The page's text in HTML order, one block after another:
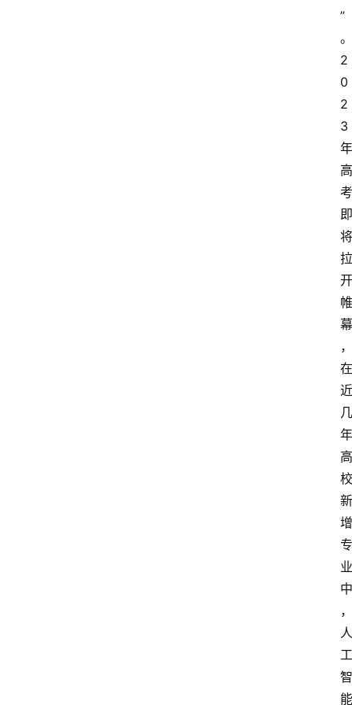
”
。
2
0
2
3
年
高
考
即
将
拉
开
帷
幕
，
在
近
几
年
高
校
新
增
专
业
中
，
人
工
智
能